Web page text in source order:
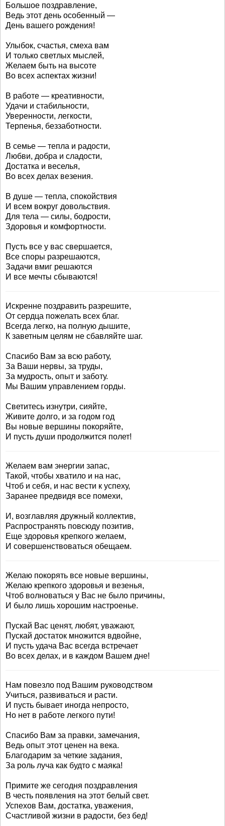
Большое поздравление,
Ведь этот день особенный —
День вашего рождения!
Улыбок, счастья, смеха вам
И только светлых мыслей,
Желаем быть на высоте
Во всех аспектах жизни!
В работе — креативности,
Удачи и стабильности,
Уверенности, легкости,
Терпенья, беззаботности.
В семье — тепла и радости,
Любви, добра и сладости,
Достатка и веселья,
Во всех делах везения.
В душе — тепла, спокойствия
И всем вокруг довольствия.
Для тела — силы, бодрости,
Здоровья и комфортности.
Пусть все у вас свершается,
Все споры разрешаются,
Задачи вмиг решаются
И все мечты сбываются!
Искренне поздравить разрешите,
От сердца пожелать всех благ.
Всегда легко, на полную дышите,
К заветным целям не сбавляйте шаг.
Спасибо Вам за всю работу,
За Ваши нервы, за труды,
За мудрость, опыт и заботу.
Мы Вашим управлением горды.
Светитесь изнутри, сияйте,
Живите долго, и за годом год
Вы новые вершины покоряйте,
И пусть души продолжится полет!
Желаем вам энергии запас,
Такой, чтобы хватило и на нас,
Чтоб и себя, и нас вести к успеху,
Заранее предвидя все помехи,
И, возглавляя дружный коллектив,
Распространять повсюду позитив,
Еще здоровья крепкого желаем,
И совершенствоваться обещаем.
Желаю покорять все новые вершины,
Желаю крепкого здоровья и везенья,
Чтоб волноваться у Вас не было причины,
И было лишь хорошим настроенье.
Пускай Вас ценят, любят, уважают,
Пускай достаток множится вдвойне,
И пусть удача Вас всегда встречает
Во всех делах, и в каждом Вашем дне!
Нам повезло под Вашим руководством
Учиться, развиваться и расти.
И пусть бывает иногда непросто,
Но нет в работе легкого пути!
Спасибо Вам за правки, замечания,
Ведь опыт этот ценен на века.
Благодарим за четкие задания,
За роль луча как будто с маяка!
Примите же сегодня поздравления
В честь появления на этот белый свет.
Успехов Вам, достатка, уважения,
Счастливой жизни в радости, без бед!